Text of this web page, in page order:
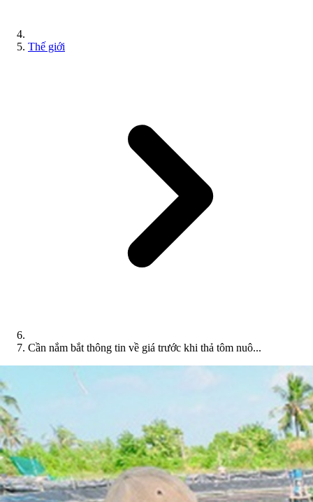
Thế giới
Cần nắm bắt thông tin về giá trước khi thả tôm nuô...